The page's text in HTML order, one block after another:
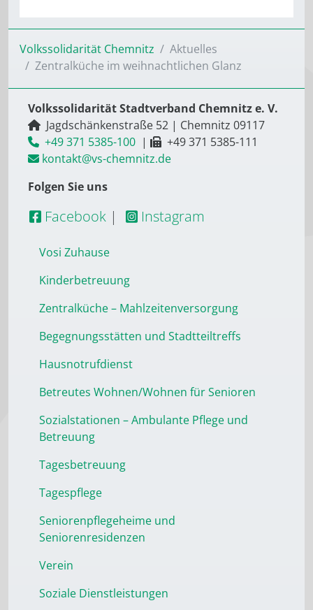
Volkssolidarität Chemnitz
Aktuelles
Zentralküche im weihnachtlichen Glanz
Volkssolidarität Stadtverband Chemnitz e. V.
Jagdschänkenstraße 52 | Chemnitz 09117
+49 371 5385-100 |
+49 371 5385-111
kontakt@vs-chemnitz.de
Folgen Sie uns
Facebook | Instagram
Vosi Zuhause
Kinderbetreuung
Zentralküche – Mahlzeitenversorgung
Begegnungsstätten und Stadtteiltreffs
Hausnotrufdienst
Betreutes Wohnen/Wohnen für Senioren
Sozialstationen – Ambulante Pflege und
Betreuung
Tagesbetreuung
Tagespflege
Seniorenpflegeheime und
Seniorenresidenzen
Verein
Soziale Dienstleistungen